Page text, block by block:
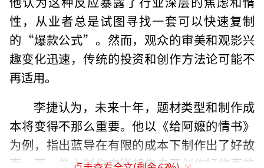
性，从业者总是试图寻找一套可以快速复制
的“爆款公式”。然而，观众的审美和观影兴
趣变化迅速，传统的投资和创作方法论可能不
再适用。
李捷认为，未来十年，题材类型和制作成
本将变得不那么重要。他以《给阿嬷的情书》
为例，指出蓝导在有限的成本下制作出了好故
事，而一些大制作电影却失去了创作好故事的